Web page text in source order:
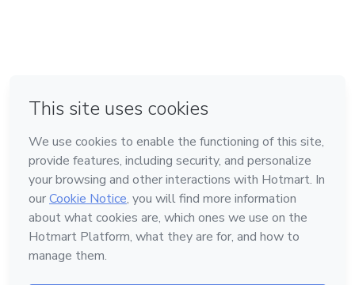
Hecho con❤ en Belo Horizonte
Conoce Hotmart
Idioma
Español